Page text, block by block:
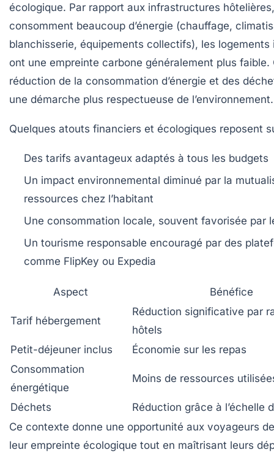
écologique. Par rapport aux infrastructures
consomment beaucoup d’énergie (chauffage,
blanchisserie, équipements collectifs), les logements
ont une empreinte carbone généralement plus faible.
réduction de la consommation d’énergie et des
une démarche plus respectueuse de l’environnement.
Quelques atouts financiers et écologiques reposent
Des tarifs avantageux adaptés à tous les budgets
Un impact environnemental diminué par la
ressources chez l’habitant
Une consommation locale, souvent favorisée par
Un tourisme responsable encouragé par des
comme FlipKey ou Expedia
Aspect Bénéfice
Tarif hébergement
Réduction significative par
hôtels
Petit-déjeuner inclus
Économie sur les repas
Consommation
énergétique
Moins de ressources
Déchets
Réduction grâce à l’échelle
Ce contexte donne une opportunité aux voyageurs
leur empreinte écologique tout en maîtrisant leurs